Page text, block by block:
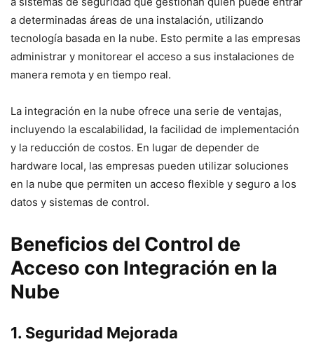
a determinadas áreas de una instalación, utilizando
tecnología basada en la nube. Esto permite a las empresas
administrar y monitorear el acceso a sus instalaciones de
manera remota y en tiempo real.
La integración en la nube ofrece una serie de ventajas,
incluyendo la escalabilidad, la facilidad de implementación
y la reducción de costos. En lugar de depender de
hardware local, las empresas pueden utilizar soluciones
en la nube que permiten un acceso flexible y seguro a los
datos y sistemas de control.
Beneficios del Control de
Acceso con Integración en la
Nube
1. Seguridad Mejorada